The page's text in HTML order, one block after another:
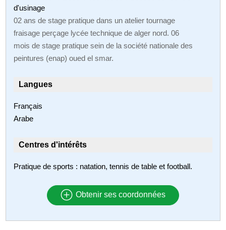
d'usinage
02 ans de stage pratique dans un atelier tournage
fraisage perçage lycée technique de alger nord. 06
mois de stage pratique sein de la société nationale des
peintures (enap) oued el smar.
Langues
Français
Arabe
Centres d'intérêts
Pratique de sports : natation, tennis de table et football.
Obtenir ses coordonnées